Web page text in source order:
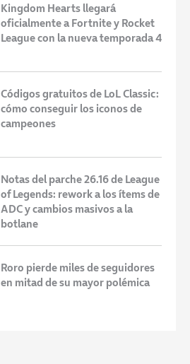
Kingdom Hearts llegará
oficialmente a Fortnite y Rocket
League con la nueva temporada 4
Códigos gratuitos de LoL Classic:
cómo conseguir los iconos de
campeones
Notas del parche 26.16 de League
of Legends: rework a los ítems de
ADC y cambios masivos a la
botlane
Roro pierde miles de seguidores
en mitad de su mayor polémica